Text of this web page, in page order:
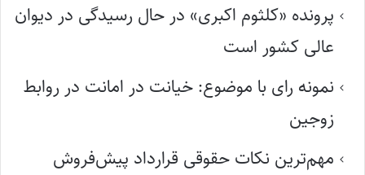
پرونده «کلثوم اکبری» در حال رسیدگی در دیوان
عالی کشور است
نمونه رای با موضوع: خیانت در امانت در روابط
زوجین
مهم‌ترین نکات حقوقی قرارداد پیش‌فروش